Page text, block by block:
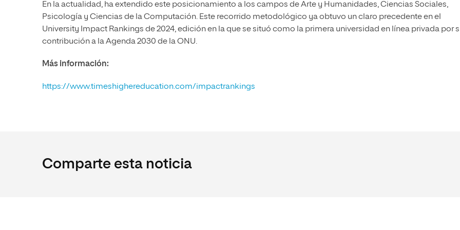
En la actualidad, ha extendido este posicionamiento a los campos de Arte y Humanidades, Ciencias Sociales,
Psicología y Ciencias de la Computación. Este recorrido metodológico ya obtuvo un claro precedente en el
University Impact Rankings de 2024, edición en la que se situó como la primera universidad en línea privada por
contribución a la Agenda 2030 de la ONU.
Más información:
https://www.timeshighereducation.com/impactrankings
Comparte esta noticia